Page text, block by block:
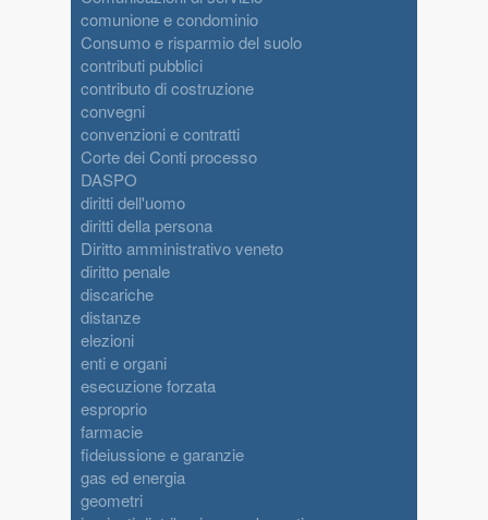
comunione e condominio
Consumo e risparmio del suolo
contributi pubblici
contributo di costruzione
convegni
convenzioni e contratti
Corte dei Conti processo
DASPO
diritti dell'uomo
diritti della persona
Diritto amministrativo veneto
diritto penale
discariche
distanze
elezioni
enti e organi
esecuzione forzata
esproprio
farmacie
fideiussione e garanzie
gas ed energia
geometri